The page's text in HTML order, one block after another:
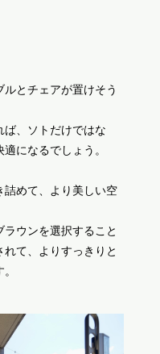
とチェアが置けそう
ば、ソトだけではな
になるでしょう。
詰めて、より美しい空
ウンを選択すること
て、よりすっきりと